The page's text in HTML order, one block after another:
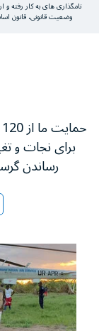
نامگذاری های به کار رفته و
وضعیت قانونی، قانون
برای نجات و
رساندن